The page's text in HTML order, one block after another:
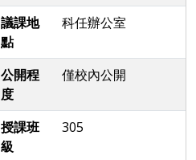
議課地
點
科任辦公室
公開程
度
僅校內公開
授課班
級
305